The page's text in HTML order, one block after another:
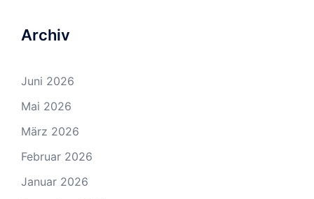
Archiv
Juni 2026
Mai 2026
März 2026
Februar 2026
Januar 2026